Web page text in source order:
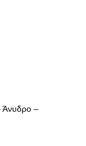
Άνυδρο –